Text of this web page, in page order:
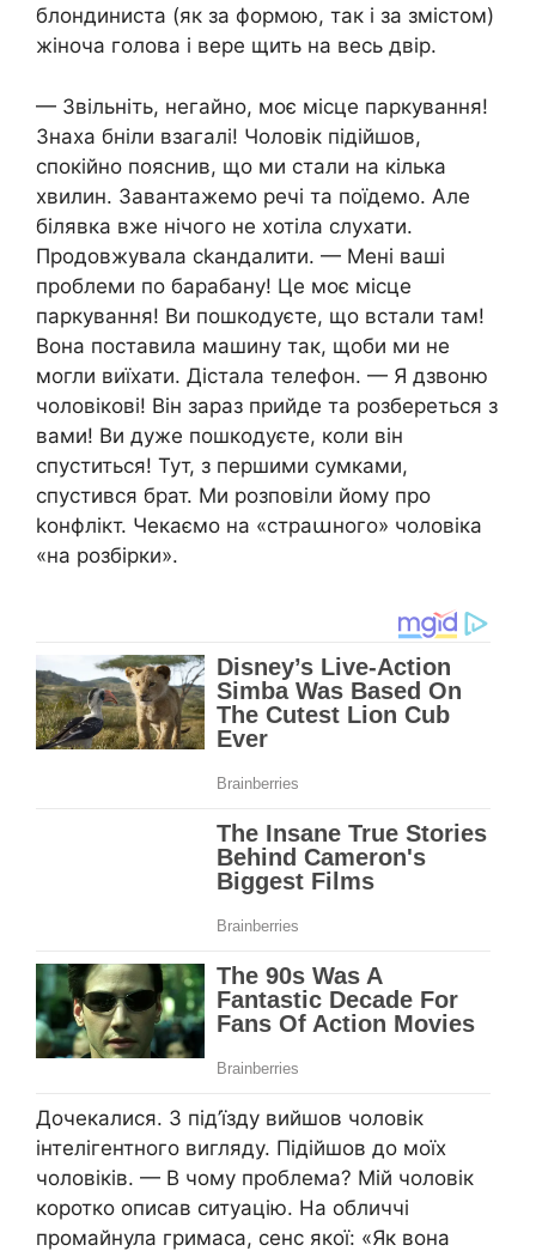
блондиниста (як за формою, так і за змістом)
жіноча голова і вере щить на весь двір.
— Звільніть, негайно, моє місце паркування!
Знаха бніли взагалі! Чоловік підійшов,
спокійно пояснив, що ми стали на кілька
хвилин. Завантажемо речі та поїдемо. Але
білявка вже нічого не хотіла слухати.
Продовжувала сkандалити. — Мені ваші
проблеми по барабану! Це моє місце
паркування! Ви пошкодуєте, що встали там!
Вона поставила машину так, щоби ми не
могли виїхати. Дістала телефон. — Я дзвоню
чоловікові! Він зараз прийде та розбереться з
вами! Ви дуже пошкодуєте, коли він
спуститься! Тут, з першими сумками,
спустився брат. Ми розповіли йому про
kонфлікт. Чекаємо на «страաного» чоловіка
«на розбірки».
Дочекалися. З під’їзду вийшов чоловік
інтелігентного вигляду. Підійшов до моїх
чоловіків. — В чому проблема? Мій чоловік
коротко описав ситуацію. На обличчі
промайнула гримаса, сенс якої: «Як вона